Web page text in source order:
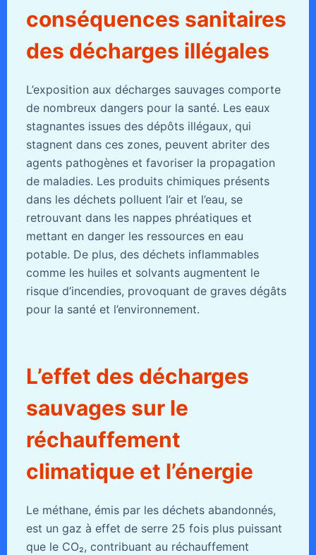
conséquences sanitaires
des décharges illégales
L’exposition aux décharges sauvages comporte
de nombreux dangers pour la santé. Les eaux
stagnantes issues des dépôts illégaux, qui
stagnent dans ces zones, peuvent abriter des
agents pathogènes et favoriser la propagation
de maladies. Les produits chimiques présents
dans les déchets polluent l’air et l’eau, se
retrouvant dans les nappes phréatiques et
mettant en danger les ressources en eau
potable. De plus, des déchets inflammables
comme les huiles et solvants augmentent le
risque d’incendies, provoquant de graves dégâts
pour la santé et l’environnement.
L’effet des décharges
sauvages sur le
réchauffement
climatique et l’énergie
Le méthane, émis par les déchets abandonnés,
est un gaz à effet de serre 25 fois plus puissant
que le CO₂, contribuant au réchauffement